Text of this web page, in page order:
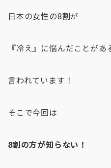
日本の女性の8割が
『冷え』に悩んだことがあ
言われています！
そこで今回は
8割の方が知らない！